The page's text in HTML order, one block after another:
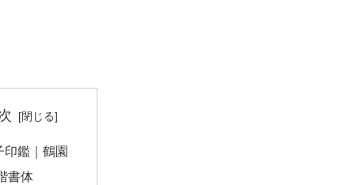
印鑑｜鶴園
書体